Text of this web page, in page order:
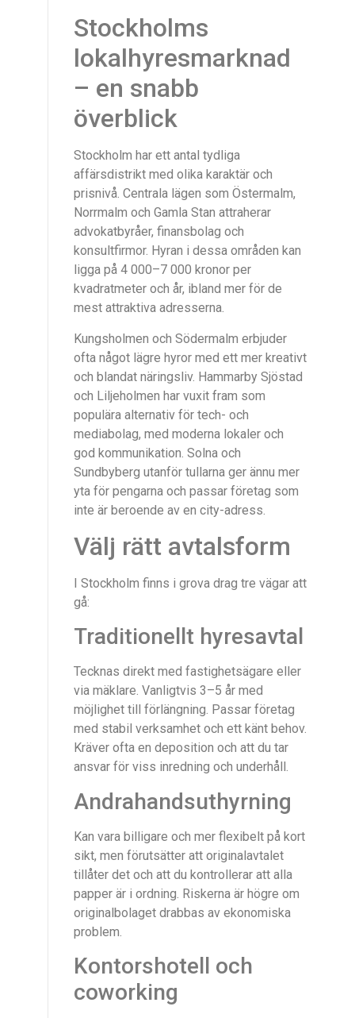
Stockholms
lokalhyresmarknad
– en snabb
överblick
Stockholm har ett antal tydliga
affärsdistrikt med olika karaktär och
prisnivå. Centrala lägen som Östermalm,
Norrmalm och Gamla Stan attraherar
advokatbyråer, finansbolag och
konsultfirmor. Hyran i dessa områden kan
ligga på 4 000–7 000 kronor per
kvadratmeter och år, ibland mer för de
mest attraktiva adresserna.
Kungsholmen och Södermalm erbjuder
ofta något lägre hyror med ett mer kreativt
och blandat näringsliv. Hammarby Sjöstad
och Liljeholmen har vuxit fram som
populära alternativ för tech- och
mediabolag, med moderna lokaler och
god kommunikation. Solna och
Sundbyberg utanför tullarna ger ännu mer
yta för pengarna och passar företag som
inte är beroende av en city-adress.
Välj rätt avtalsform
I Stockholm finns i grova drag tre vägar att
gå:
Traditionellt hyresavtal
Tecknas direkt med fastighetsägare eller
via mäklare. Vanligtvis 3–5 år med
möjlighet till förlängning. Passar företag
med stabil verksamhet och ett känt behov.
Kräver ofta en deposition och att du tar
ansvar för viss inredning och underhåll.
Andrahandsuthyrning
Kan vara billigare och mer flexibelt på kort
sikt, men förutsätter att originalavtalet
tillåter det och att du kontrollerar att alla
papper är i ordning. Riskerna är högre om
originalbolaget drabbas av ekonomiska
problem.
Kontorshotell och
coworking